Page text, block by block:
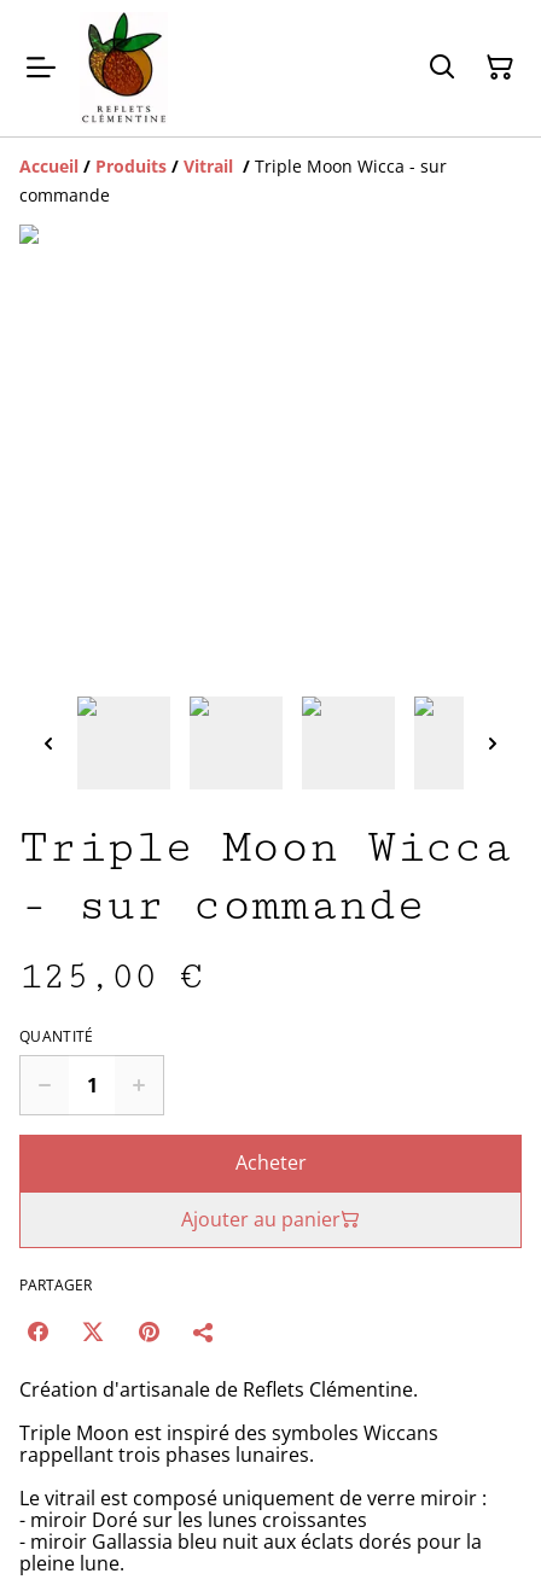
Accueil / Produits / Vitrail / Triple Moon Wicca - sur
commande
Triple Moon Wicca
- sur commande
125,00 €
QUANTITÉ
Acheter
Ajouter au panier
PARTAGER
Création d'artisanale de Reflets Clémentine.
Triple Moon est inspiré des symboles Wiccans
rappellant trois phases lunaires.
Le vitrail est composé uniquement de verre miroir :
- miroir Doré sur les lunes croissantes
- miroir Gallassia bleu nuit aux éclats dorés pour la
pleine lune.